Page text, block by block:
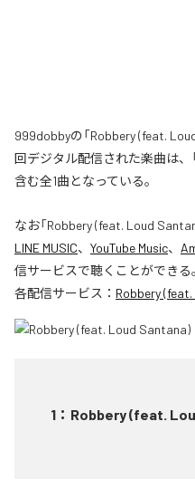
999dobbyの「Robbery (feat.
回デジタル配信された楽曲は、
含む全1曲となっている。
なお「Robbery (feat. Loud
LINE MUSIC、 YouTube Music、
信サービスで聴くことができる
各配信サービス： Robbery
1 ： Robbery (feat.